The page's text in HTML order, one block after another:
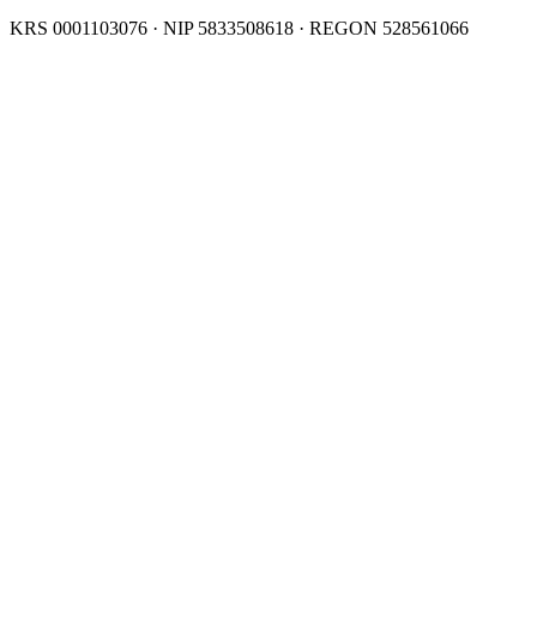
KRS 0001103076 · NIP 5833508618 · REGON 528561066